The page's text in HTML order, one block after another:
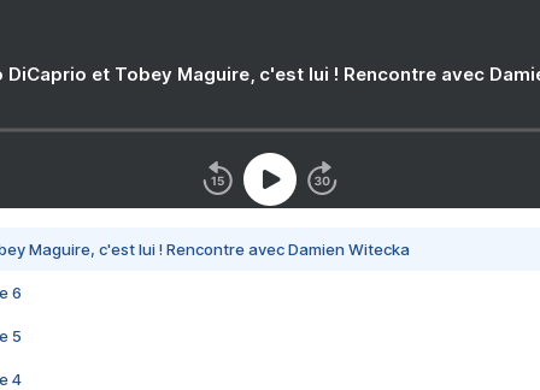
DiCaprio et Tobey Maguire, c'est lui ! Rencontre avec
Maguire, c'est lui ! Rencontre avec Damien Witecka
6
5
4